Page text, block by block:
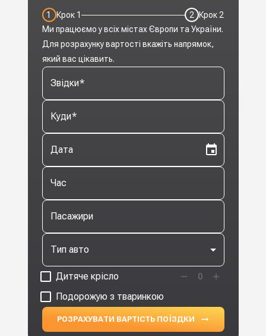
1 Крок1 2 Крок 2
Ми працюємо у всіх містах Європи та України.
Для розрахунку вартості вкажіть напрямок,
який вас цікавить.
Звідки*
Куди*
Дата
Час
Пасажири
Тип авто
Дитяче крісло 0
Подорожую з тваринкою
РОЗРАХУВАТИ ВАРТІСТЬ ПОЇЗДКИ